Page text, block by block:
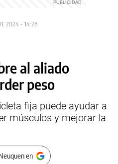
2024 - 14:26
al aliado
peso
fija puede ayudar a
músculos y mejorar la
en